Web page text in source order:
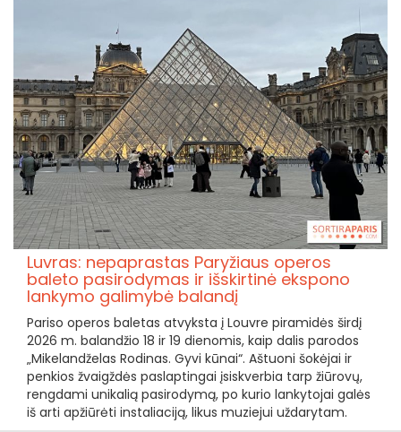
Luvras: nepaprastas Paryžiaus operos
baleto pasirodymas ir išskirtinė ekspono
lankymo galimybė balandį
Pariso operos baletas atvyksta į Louvre piramidės širdį
2026 m. balandžio 18 ir 19 dienomis, kaip dalis parodos
„Mikelandželas Rodinas. Gyvi kūnai“. Aštuoni šokėjai ir
penkios žvaigždės paslaptingai įsiskverbia tarp žiūrovų,
rengdami unikalią pasirodymą, po kurio lankytojai galės
iš arti apžiūrėti instaliaciją, likus muziejui uždarytam.